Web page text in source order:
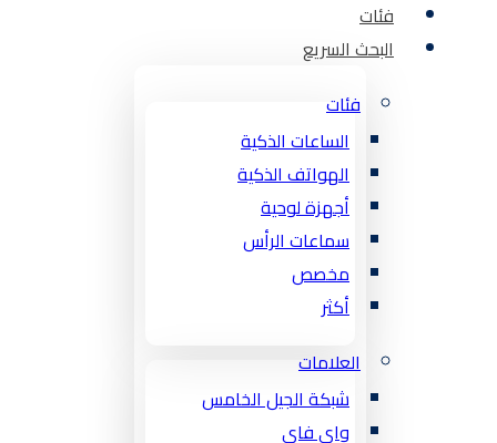
فئات
البحث السريع
فئات
الساعات الذكية
الهواتف الذكية
أجهزة لوحية
سماعات الرأس
مخصص
أكثر
العلامات
شبكة الجيل الخامس
واي فاي